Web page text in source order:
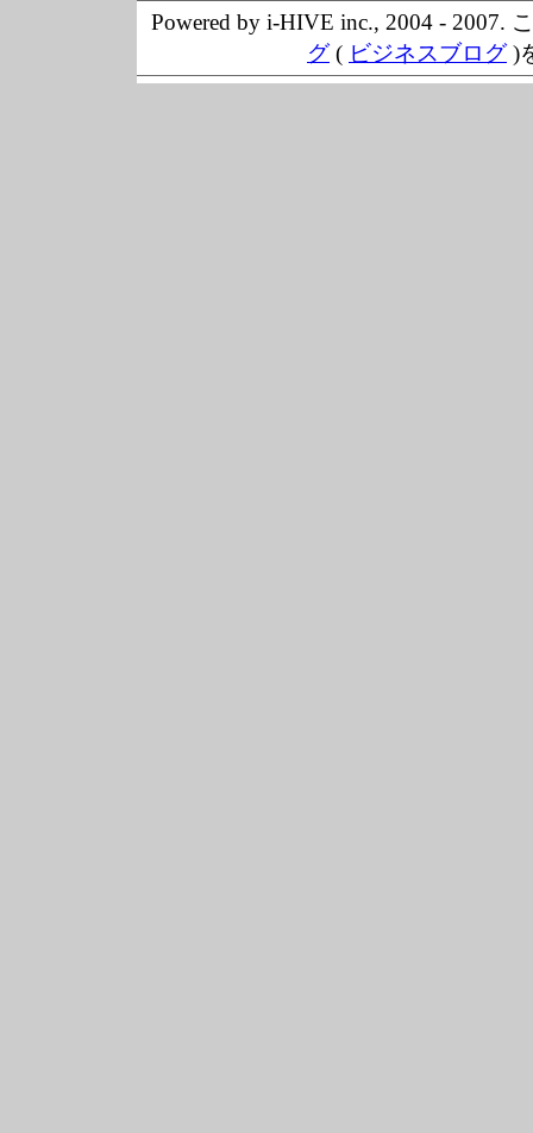
Powered by i-HIVE inc., 2004 - 2007.
グ( ビジネスブログ)